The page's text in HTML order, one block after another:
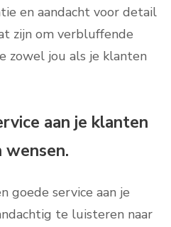
en aandacht voor detail
zijn om verbluffende
zowel jou als je klanten
aan je klanten
wensen.
goede service aan je
te luisteren naar